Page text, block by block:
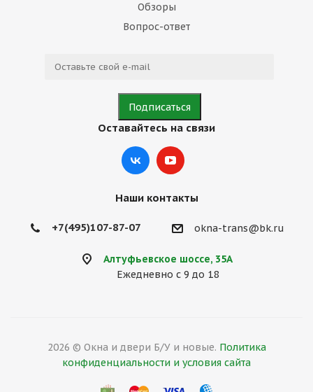
Обзоры
Вопрос-ответ
Оставайтесь на связи
Наши контакты
+7(495)107-87-07 okna-trans@bk.ru
Алтуфьевское шоссе, 35А
Ежедневно с 9 до 18
2026 © Окна и двери Б/У и новые. Политика
конфиденциальности и условия сайта